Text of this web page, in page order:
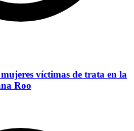
víctimas de trata en la
Roo